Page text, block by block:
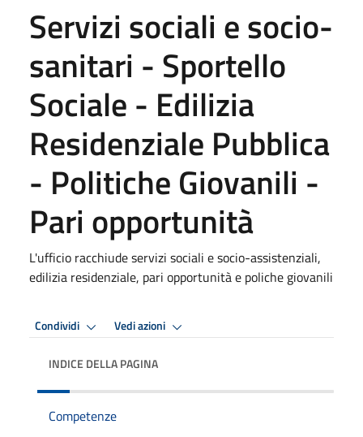
Servizi sociali e socio-
sanitari - Sportello
Sociale - Edilizia
Residenziale Pubblica
- Politiche Giovanili -
Pari opportunità
L'ufficio racchiude servizi sociali e socio-assistenziali,
edilizia residenziale, pari opportunità e poliche giovanili
Condividi Vedi azioni
INDICE DELLA PAGINA
Competenze